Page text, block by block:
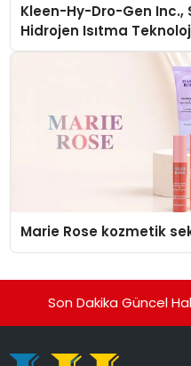
Kleen-Hy-Dro-Gen Inc.,
Hidrojen Isıtma
Düzenleyici Onaylarını
Marie Rose kozmetik
Son Dakika Güncel